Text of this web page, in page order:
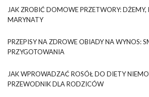
JAK ZROBIĆ DOMOWE PRZETWORY: DŻEMY,
MARYNATY
PRZEPISY NA ZDROWE OBIADY NA WYNOS:
PRZYGOTOWANIA
JAK WPROWADZAĆ ROSÓŁ DO DIETY
PRZEWODNIK DLA RODZICÓW